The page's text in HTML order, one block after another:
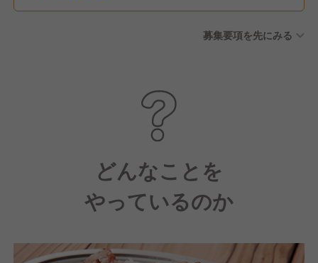
制度（失効した有給休暇を積
■公休月6日（2月は5日）
募集要項を先にみる
どんなことを
やっているのか